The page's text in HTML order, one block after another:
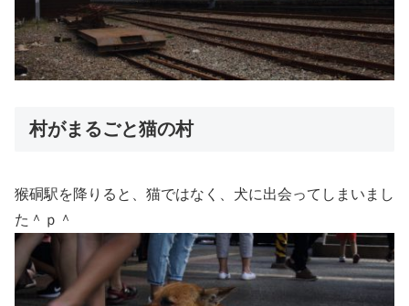
村がまるごと猫の村
猴硐駅を降りると、猫ではなく、犬に出会ってしまいまし
た＾ｐ＾